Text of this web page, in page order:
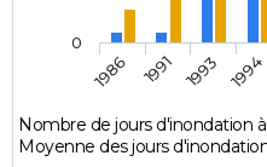
Nombre de jours d'inondation
Moyenne des jours
1986 1991 1993 1994
0